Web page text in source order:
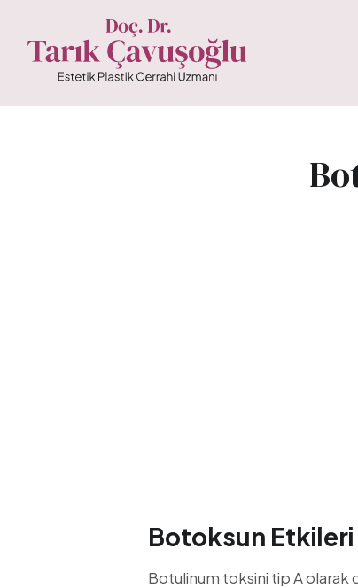
Botoksun Etkileri
Botulinum toksini tip A olarak